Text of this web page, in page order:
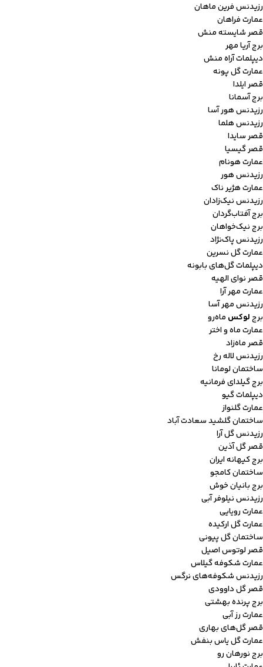
رزیدنس فرین ماهان
عمارت فراهان
قصر شایسته منش
برج آریا مهر
دیپلمات آراه منش
عمارت گل پونه
قصر ایلدا
برج آسمانا
رزیدنس هور آسا
رزیدنس هلما
قصر سایدا
قصر گیسیا
عمارت هونام
رزیدنس هور
عمارت هژیر ناک
رزیدنس نیک‌زادان
برج آفتاب‌گردان
برج نیک‌خواهان
رزیدنس پاک‌نژاد
عمارت گل نسرین
دیپلمات گل‌های بابونه
قصر نوای الهیه
عمارت مهر آرا
رزیدنس مهر آسا
برجلوکس ماه‌رو
عمارت ماه و اختر
قصر ماه‌زاد
رزیدنس لاله رخ
ساختمان لومانا
برج گیلدای فرمانیه
دیپلمات گیو
عمارت گلنواز
ساختمان گلشید سعادت آباد
رزیدنس گل آرا
قصر گل آذین
برج کیهانه ایران
ساختمان کامجو
برج بانیان خوش
رزیدنس نیلوفر آبی
عمارت رویایی
عمارت گل ارکیده
ساختمان گل پیونی
قصر لوتوس اصیل
عمارت شکوفه گیلاس
رزیدنس شکوفه‌های نرگس
قصر گل داوودی
برج پرنده بهشتی
عمارت رز آبی
قصر گل‌های بهاری
عمارت گل یاس بنفش
برج نورهان رو